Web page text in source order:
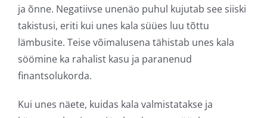
ja õnne. Negatiivse unenäo puhul kujutab see siiski
takistusi, eriti kui unes kala süües luu tõttu
lämbusite. Teise võimalusena tähistab unes kala
söömine ka rahalist kasu ja paranenud
finantsolukorda.
Kui unes näete, kuidas kala valmistatakse ja